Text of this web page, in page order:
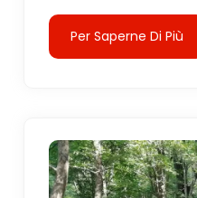
Per Saperne Di Più